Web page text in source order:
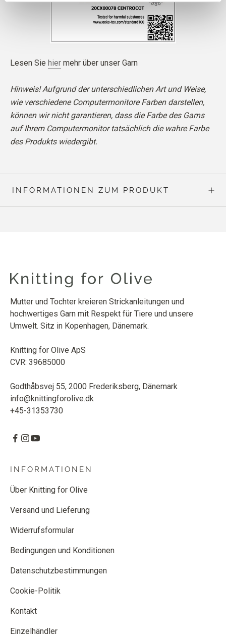
Lesen Sie hier mehr über unser Garn
Hinweis! Aufgrund der unterschiedlichen Art und Weise,
wie verschiedene Computermonitore Farben darstellen,
können wir nicht garantieren, dass die Farbe des Garns
auf Ihrem Computermonitor tatsächlich die wahre Farbe
des Produkts wiedergibt.
INFORMATIONEN ZUM PRODUKT
Mutter und Tochter kreieren Strickanleitungen und
hochwertiges Garn mit Respekt für Tiere und unsere
Umwelt. Sitz in Kopenhagen, Dänemark.
Knitting for Olive ApS
CVR: 39685000
Godthåbsvej 55, 2000 Frederiksberg, Dänemark
info@knittingforolive.dk
+45-31353730
INFORMATIONEN
Über Knitting for Olive
Versand und Lieferung
Widerrufsformular
Bedingungen und Konditionen
Datenschutzbestimmungen
Cookie-Politik
Kontakt
Einzelhändler